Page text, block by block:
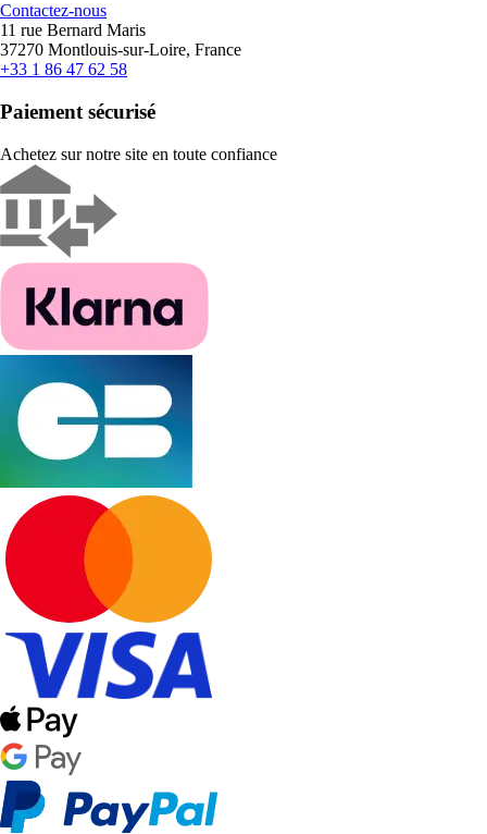
Contactez-nous
11 rue Bernard Maris
37270 Montlouis-sur-Loire, France
+33 1 86 47 62 58
Paiement sécurisé
Achetez sur notre site en toute confiance